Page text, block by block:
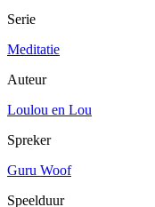
Serie
Meditatie
Auteur
Loulou en Lou
Spreker
Guru Woof
Speelduur